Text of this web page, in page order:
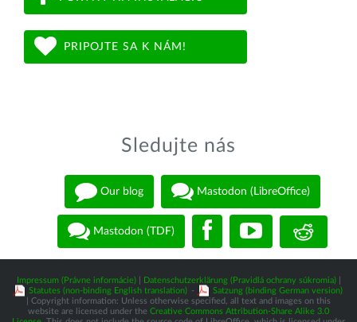
PRIPOJTE SA K NÁM!
Sledujte nás
Our blog Mastodon (LibreOffice)
Mastodon (TDF)
Impressum (Právne informácie)| Datenschutzerklärung (Pravidlá ochrany súkromia)|
Statutes (non-binding English translation) -
Satzung (binding German version)
| Copyright information: Unless otherwise specified, all text and images on this
website are licensed under the Creative Commons Attribution-Share Alike 3.0